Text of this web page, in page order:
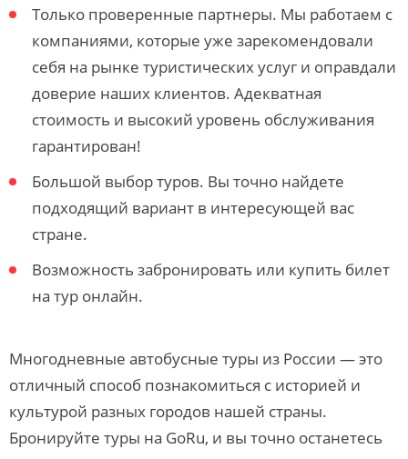
Только проверенные партнеры. Мы работаем с
компаниями, которые уже зарекомендовали
себя на рынке туристических услуг и оправдали
доверие наших клиентов. Адекватная
стоимость и высокий уровень обслуживания
гарантирован!
Большой выбор туров. Вы точно найдете
подходящий вариант в интересующей вас
стране.
Возможность забронировать или купить билет
на тур онлайн.
Многодневные автобусные туры из России — это
отличный способ познакомиться с историей и
культурой разных городов нашей страны.
Бронируйте туры на GoRu, и вы точно останетесь